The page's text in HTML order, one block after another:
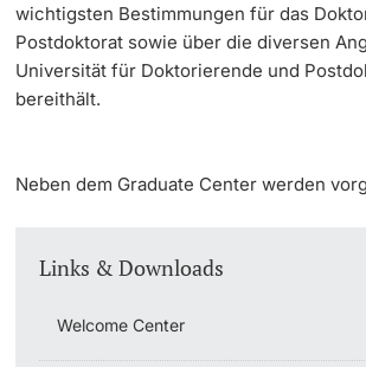
weitere Informationen
weitere Informationen
Rechtserlasse
Fundraising
Notfall & Beratung
Kontakt & Anfahrt
wichtigsten Bestimmungen für das
Postdoktorat sowie über die diversen
Universität für Doktorierende und
bereithält.
Neben dem Graduate Center werden
Links & Downloads
Welcome Center